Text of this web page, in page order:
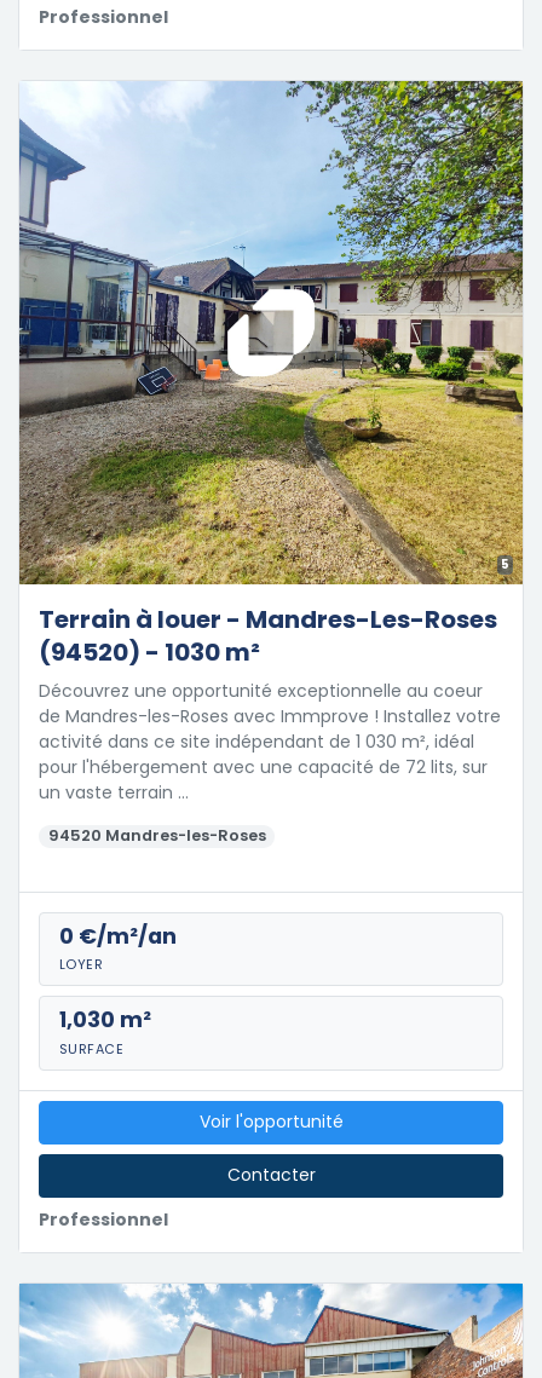
Professionnel
5
Terrain à louer - Mandres-Les-Roses
(94520) - 1030 m²
Découvrez une opportunité exceptionnelle au coeur
de Mandres-les-Roses avec Immprove ! Installez votre
activité dans ce site indépendant de 1 030 m², idéal
pour l'hébergement avec une capacité de 72 lits, sur
un vaste terrain …
94520 Mandres-les-Roses
0 €/m²/an
LOYER
1,030 m²
SURFACE
Professionnel
Voir l'opportunité
Contacter